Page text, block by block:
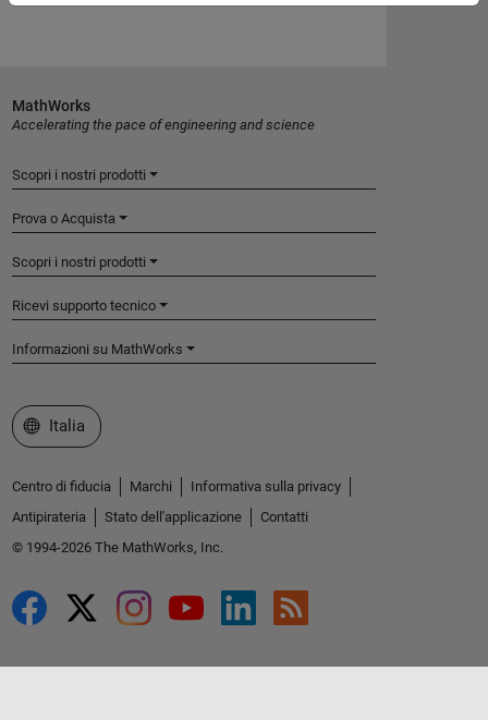
MathWorks
Accelerating the pace of engineering and science
Scopri i nostri prodotti
Prova o Acquista
Scopri i nostri prodotti
Ricevi supporto tecnico
Informazioni su MathWorks
Seleziona un sito web
Italia
Centro di fiducia Marchi
Informativa sulla privacy
Antipirateria
Stato dell'applicazione
Contatti
© 1994-2026 The MathWorks, Inc.